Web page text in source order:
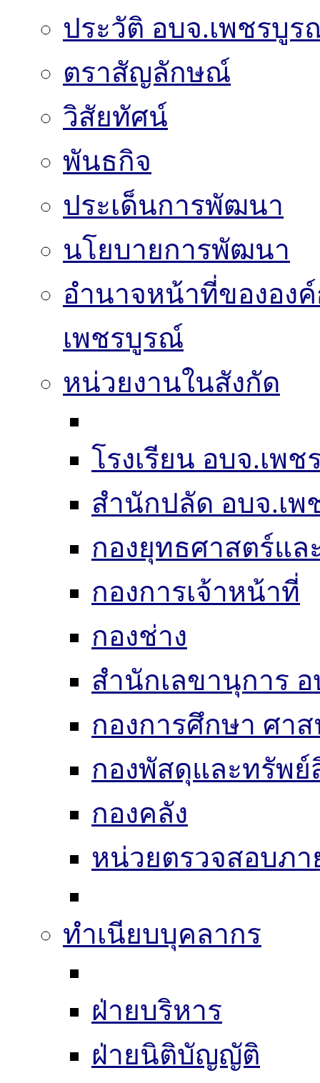
ประวัติ อบจ.เพชรบูร
ตราสัญลักษณ์
วิสัยทัศน์
พันธกิจ
ประเด็นการพัฒนา
นโยบายการพัฒนา
อำนาจหน้าที่ขององ
เพชรบูรณ์
หน่วยงานในสังกัด
โรงเรียน อบจ.เพ
สำนักปลัด อบจ.เ
กองยุทธศาสตร์แ
กองการเจ้าหน้าที่
กองช่าง
สำนักเลขานุการ อ
กองการศึกษา ศา
กองพัสดุและทรัพย์
กองคลัง
หน่วยตรวจสอบภา
ทำเนียบบุคลากร
ฝ่ายบริหาร
ฝ่ายนิติบัญญัติ